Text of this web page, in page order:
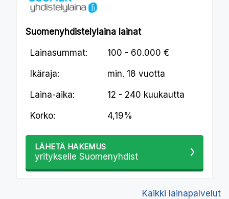
Suomenyhdistelylaina lainat
Lainasummat: 100 - 60.000 €
Ikäraja: min. 18 vuotta
Laina-aika: 12 - 240 kuukautta
Korko: 4,19%
LÄHETÄ HAKEMUS
yritykselle Suomenyhdist
Kaikki lainapalvelut